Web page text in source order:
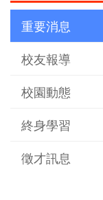
重要消息
校友報導
校園動態
終身學習
徵才訊息